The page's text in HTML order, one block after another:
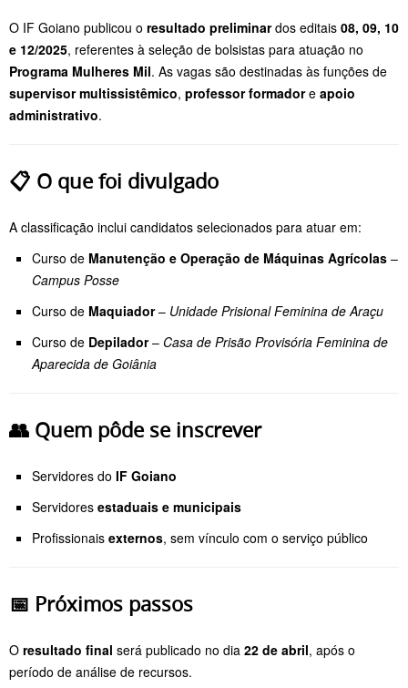
O IF Goiano publicou o resultado preliminardos editais 08, 09, 10
e 12/2025, referentes à seleção de bolsistas para atuação no
Programa Mulheres Mil. As vagas são destinadas às funções de
supervisor multissistêmico, professor formadore apoio
administrativo.
📋 O que foi divulgado
A classificação inclui candidatos selecionados para atuar em:
Curso de Manutenção e Operação de Máquinas Agrícolas –
Campus Posse
Curso de Maquiador– Unidade Prisional Feminina de Araçu
Curso de Depilador– Casa de Prisão Provisória Feminina de
Aparecida de Goiânia
👥 Quem pôde se inscrever
Servidores do IF Goiano
Servidores estaduais e municipais
Profissionais externos, sem vínculo com o serviço público
📅 Próximos passos
O resultado final será publicado no dia 22 de abril, após o
período de análise de recursos.